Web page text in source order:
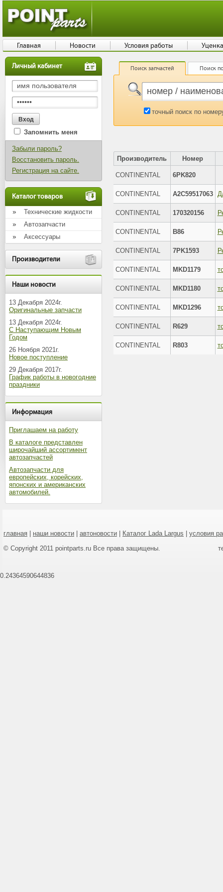
Личный кабинет
Запомнить меня
Забыли пароль?
Восстановить пароль.
Регистрация на сайте.
Каталог товаров
Технические жидкости
Автозапчасти
Аксессуары
Производители
Наши новости
13 Декабря 2024г.
Оригинальные запчасти
13 Декабря 2024г.
С Наступающим Новым
Годом
26 Ноября 2021г.
Новое поступление
29 Декабря 2017г.
График работы в новогодние
праздники
Информация
Приглашаем на работу
В каталоге представлен
широчайший ассортимент
автозапчастей
Автозапчасти для
европейских, корейских,
японских и американских
автомобилей.
Поиск запчастей Поиск
точный поиск по
Производитель Номер
CONTINENTAL 6PK820
CONTINENTAL A2C59517063
CONTINENTAL 170320156
CONTINENTAL B86
CONTINENTAL 7PK1593
CONTINENTAL MKD1179
CONTINENTAL MKD1180
CONTINENTAL MKD1296
CONTINENTAL R629
CONTINENTAL R803
главная наши новости автоновости Каталог Lada Largus
условия
© Copyright 2011 pointparts.ru Все права защищены.
Главная Новости Условия работы
0.24364590644836